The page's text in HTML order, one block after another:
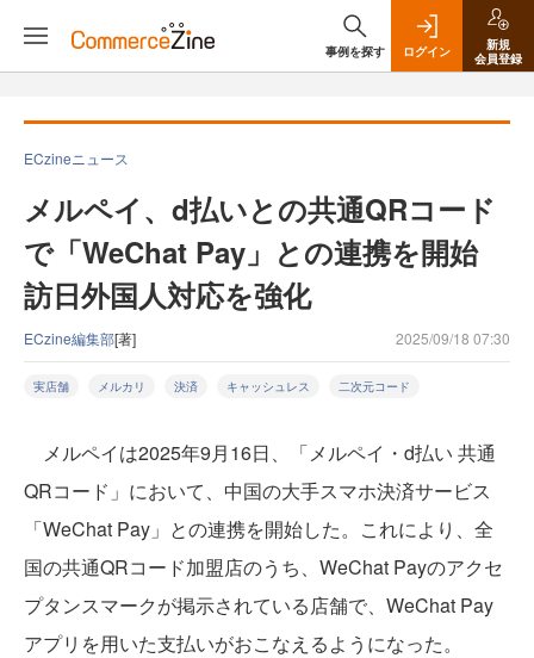
事例を探す ログイン
新規
会員登録
ECzineニュース
メルペイ、d払いとの共通QRコード
で「WeChat Pay」との連携を開始
訪日外国人対応を強化
ECzine編集部[著] 2025/09/18 07:30
実店舗 メルカリ 決済 キャッシュレス 二次元コード
メルペイは2025年9月16日、「メルペイ・d払い 共通
QRコード」において、中国の大手スマホ決済サービス
「WeChat Pay」との連携を開始した。これにより、全
国の共通QRコード加盟店のうち、WeChat Payのアクセ
プタンスマークが掲示されている店舗で、WeChat Pay
アプリを用いた支払いがおこなえるようになった。